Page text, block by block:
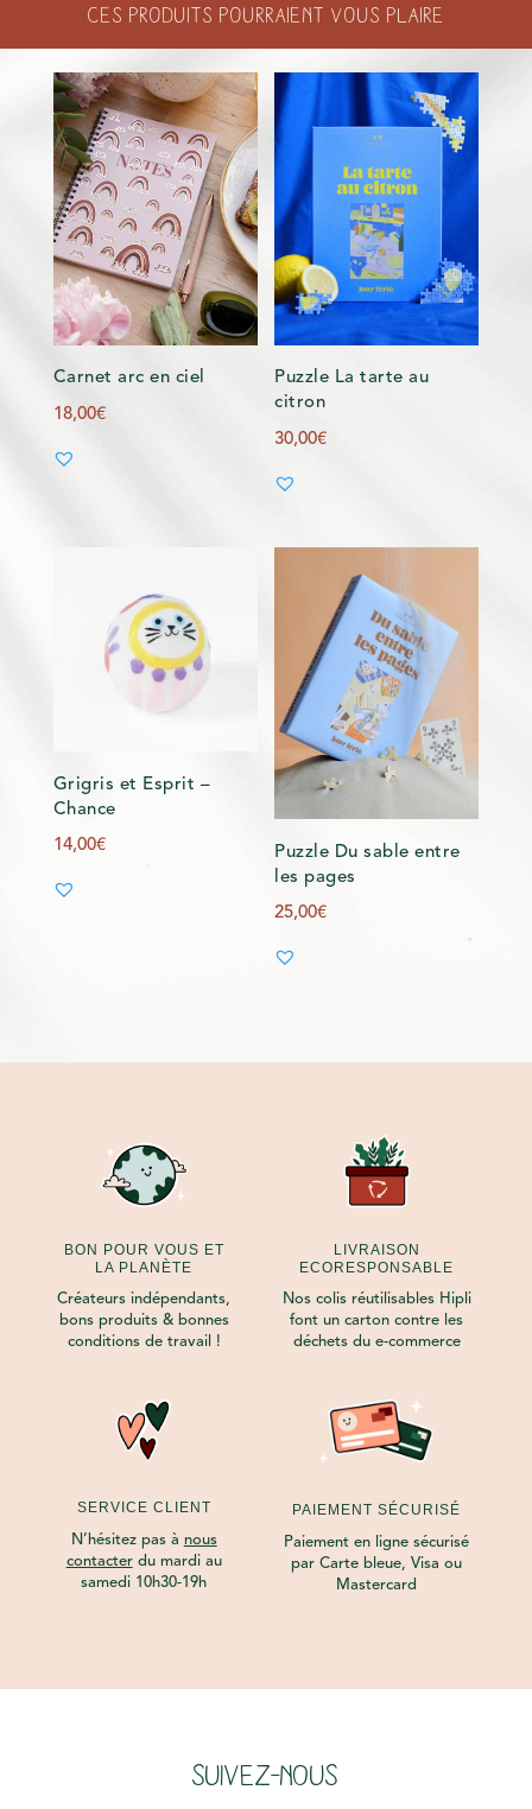
Ces produits pourraient vous plaire
Carnet arc en ciel
18,00€
Puzzle La tarte au
citron
30,00€
Grigris et Esprit –
Chance
14,00€
Puzzle Du sable entre
les pages
25,00€
BON POUR VOUS ET
LA PLANÈTE
Créateurs indépendants,
bons produits & bonnes
conditions de travail !
LIVRAISON
ECORESPONSABLE
Nos colis réutilisables Hipli
font un carton contre les
déchets du e-commerce
SERVICE CLIENT
N’hésitez pas à nous
contacterdu mardi au
samedi 10h30-19h
PAIEMENT SÉCURISÉ
Paiement en ligne sécurisé
par Carte bleue, Visa ou
Mastercard
SUIVEZ-NOUS